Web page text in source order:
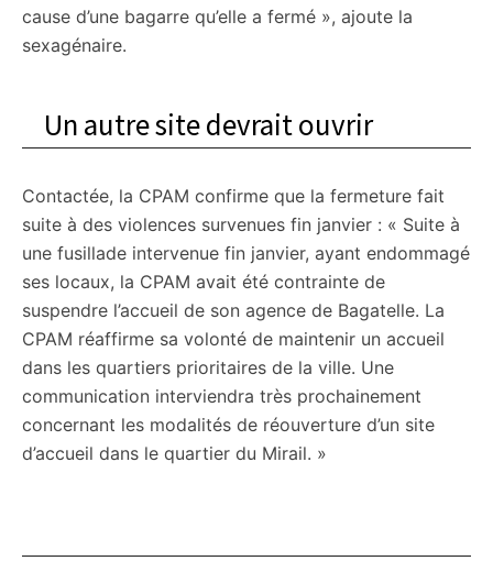
cause d’une bagarre qu’elle a fermé », ajoute la
sexagénaire.
Un autre site devrait ouvrir
Contactée, la CPAM confirme que la fermeture fait
suite à des violences survenues fin janvier : « Suite à
une fusillade intervenue fin janvier, ayant endommagé
ses locaux, la CPAM avait été contrainte de
suspendre l’accueil de son agence de Bagatelle. La
CPAM réaffirme sa volonté de maintenir un accueil
dans les quartiers prioritaires de la ville. Une
communication interviendra très prochainement
concernant les modalités de réouverture d’un site
d’accueil dans le quartier du Mirail. »